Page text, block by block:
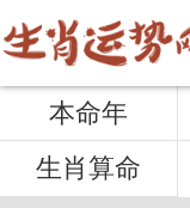
本命年
生肖算命